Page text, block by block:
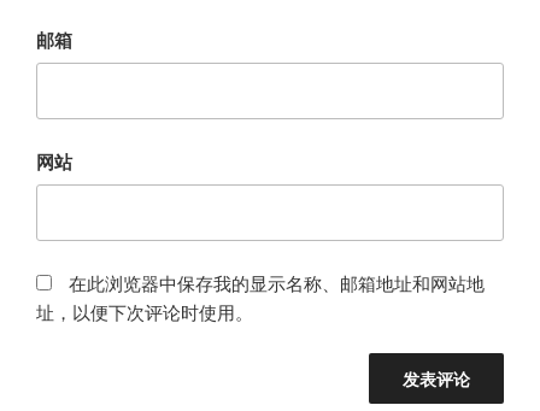
邮箱
网站
在此浏览器中保存我的显示名称、邮箱地址和网站地
址，以便下次评论时使用。